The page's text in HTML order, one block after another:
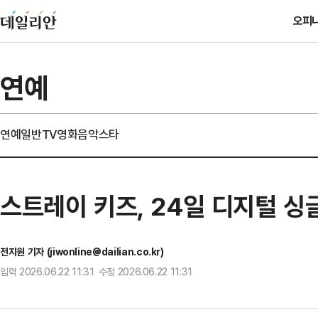
오피
연예
연예일반TV영화음악스타
스트레이 키즈, 24일 디지털 싱
전지원 기자 (jiwonline@dailian.co.kr)
입력 2026.06.22 11:31 수정 2026.06.22 11:31